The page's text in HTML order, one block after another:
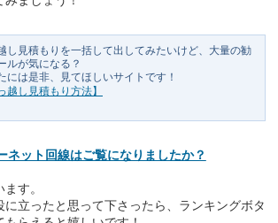
し見積もりを一括して出してみたいけど、大量の勧
ルが気になる？
には是非、見てほしいサイトです！
越し見積もり方法】
ット回線はご覧になりましたか？
す。
に立ったと思って下さったら、ランキングボタ